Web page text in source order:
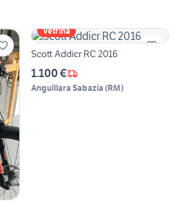
Vetrina
Scott Addicr RC 2016
1.100 €
Anguillara Sabazia (RM)